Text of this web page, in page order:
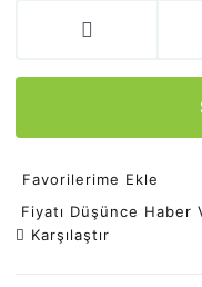
Favorilerime Ekle
Fiyatı Düşünce Haber
Karşılaştır